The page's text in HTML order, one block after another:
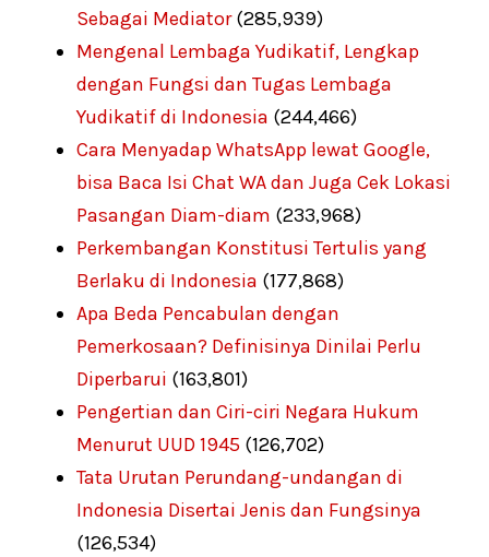
Sebagai Mediator (285,939)
Mengenal Lembaga Yudikatif, Lengkap
dengan Fungsi dan Tugas Lembaga
Yudikatif di Indonesia (244,466)
Cara Menyadap WhatsApp lewat Google,
bisa Baca Isi Chat WA dan Juga Cek Lokasi
Pasangan Diam-diam (233,968)
Perkembangan Konstitusi Tertulis yang
Berlaku di Indonesia (177,868)
Apa Beda Pencabulan dengan
Pemerkosaan? Definisinya Dinilai Perlu
Diperbarui (163,801)
Pengertian dan Ciri-ciri Negara Hukum
Menurut UUD 1945 (126,702)
Tata Urutan Perundang-undangan di
Indonesia Disertai Jenis dan Fungsinya
(126,534)